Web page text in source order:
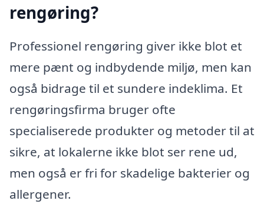
rengøring?
Professionel rengøring giver ikke blot et
mere pænt og indbydende miljø, men kan
også bidrage til et sundere indeklima. Et
rengøringsfirma bruger ofte
specialiserede produkter og metoder til at
sikre, at lokalerne ikke blot ser rene ud,
men også er fri for skadelige bakterier og
allergener.